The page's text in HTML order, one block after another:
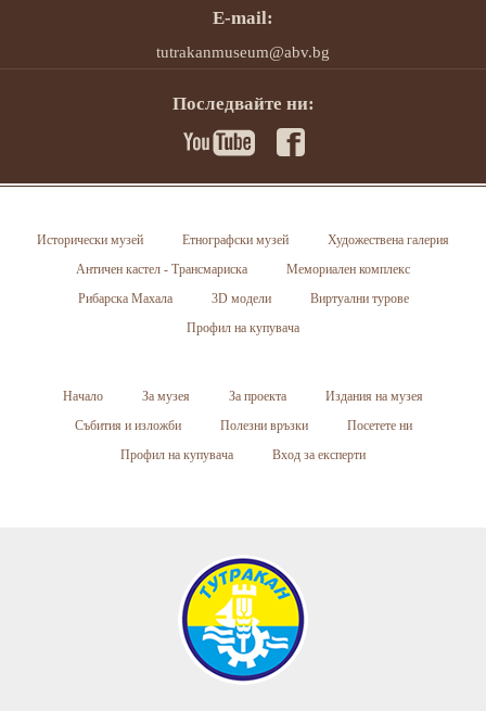
E-mail:
tutrakanmuseum@abv.bg
Последвайте ни:
Исторически музей Етнографски музей
Художествена галерия
Античен кастел - Трансмариска
Мемориален комплекс
Рибарска Махала
3D модели
Виртуални турове
Профил на купувача
Начало За музея За проекта
Издания на музея
Събития и изложби
Полезни връзки
Посетете ни
Профил на купувача
Вход за експерти